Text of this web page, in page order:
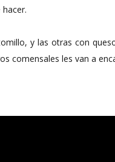
y las otras con
comensales les van a